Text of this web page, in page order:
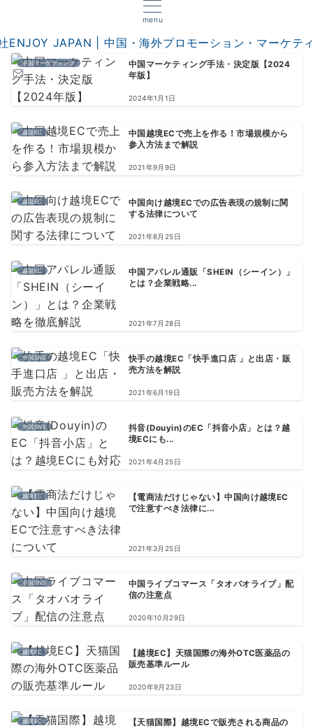
menu
中国マーケティング
中国マーケティング手法・決定版【2024
年版】
2024年1月1日
越境EC
中国越境ECで売上を作る！市場規模から
参入方法まで解説
2021年9月9日
越境EC
中国向け越境ECでの広告表現の規制に関
する法律について
2021年8月25日
越境EC
中国アパレル通販「SHEIN（シーイン）」
とは？企業戦略...
2021年7月28日
中国SNS
快手の越境EC「快手進口店 」と出店・販
売方法を解説
2021年6月19日
中国SNS
抖音(Douyin)のEC「抖音小店」とは？越
境ECにも...
2021年4月25日
越境EC
【電商法だけじゃない】中国向け越境EC
で注意すべき法律に...
2021年3月25日
中国SNS
中国ライブコマース「タオバオライブ」配
信の注意点
2020年10月29日
越境EC
【越境EC】天猫国際の海外OTC医薬品の
販売基準ルール
2020年9月23日
越境EC
【天猫国際】越境ECで販売される商品の